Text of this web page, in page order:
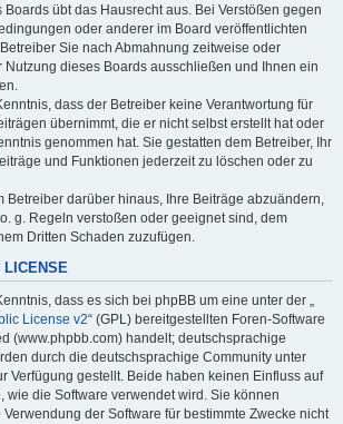
Boards übt das Hausrecht aus. Bei Verstößen gegen
oder anderer im Board veröffentlichten
Sie nach Abmahnung zeitweise oder
Nutzung dieses Boards ausschließen und Ihnen ein
dass der Betreiber keine Verantwortung für
übernimmt, die er nicht selbst erstellt hat oder
genommen hat. Sie gestatten dem Betreiber, Ihr
und Funktionen jederzeit zu löschen oder zu
Betreiber darüber hinaus, Ihre Beiträge abzuändern,
g. Regeln verstoßen oder geeignet sind, dem
Dritten Schaden zuzufügen.
LICENSE
dass es sich bei phpBB um eine unter der „
License v2“ (GPL) bereitgestellten Foren-Software
(www.phpbb.com) handelt; deutschsprachige
durch die deutschsprachige Community unter
Verfügung gestellt. Beide haben keinen Einfluss auf
wie die Software verwendet wird. Sie können
der Software für bestimmte Zwecke nicht